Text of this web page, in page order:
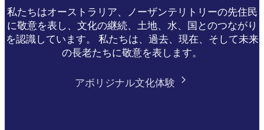
私たちはオーストラリア、ノーザンテリトリーの先住民
に敬意を表し、文化の継続、土地、水、国とのつながり
を認識しています。 私たちは、過去、現在、そして未来
の長老たちに敬意を表します。
アボリジナル文化体験